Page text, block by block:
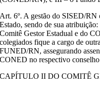
Art. 6º. A gestão do SISED/
Estado, sendo de sua
Comitê Gestor Estadual e do
colegiados fique a cargo de
FUNED/RN, assegurando
CONED no respectivo
CAPÍTULO II DO COMITÊ